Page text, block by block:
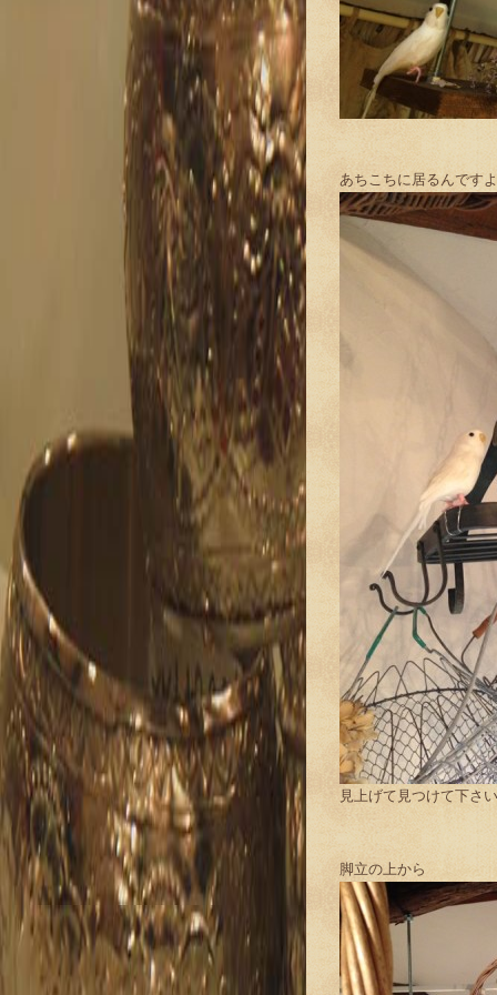
あちこちに居るんですよ
見上げて見つけて下さ
脚立の上から